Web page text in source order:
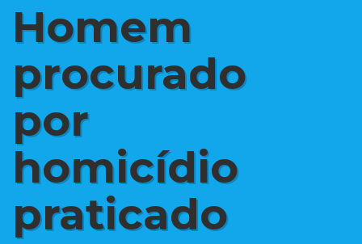
Homem
procurado
por
homicídio
praticado